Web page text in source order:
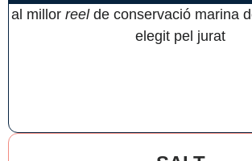
al millor reelde conservació marina
elegit pel jurat